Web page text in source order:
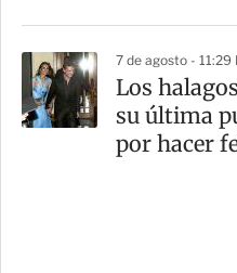
7 de agosto - 11:29
Los
su última
por hacer